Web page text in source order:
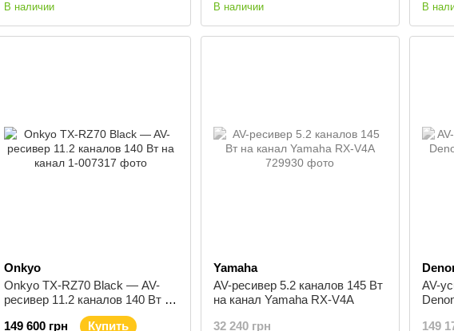
В наличии В наличии В
Onkyo
Onkyo TX-RZ70 Black — AV-
ресивер 11.2 каналов 140 Вт на
149 600 грн
Купить
Yamaha
AV-ресивер 5.2 каналов 145 Вт
на канал Yamaha RX-V4A
32 240 грн
AV-
149